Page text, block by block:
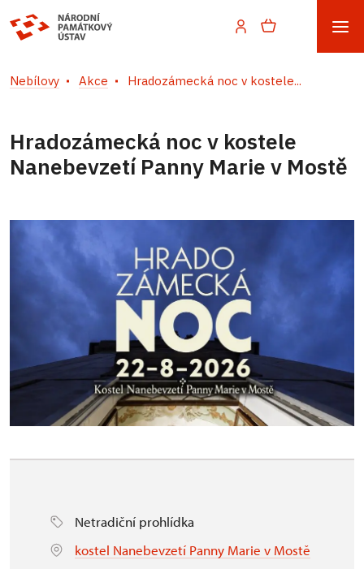
Nebílovy Akce Hradozámecká noc v kostele...
Hradozámecká noc v kostele
Nanebevzetí Panny Marie v Mostě
Netradiční prohlídka
kostel Nanebevzetí Panny Marie v Mostě